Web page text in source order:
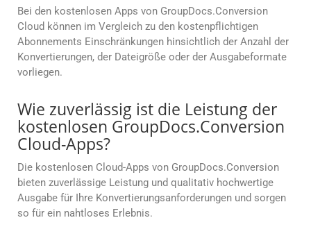
Bei den kostenlosen Apps von GroupDocs.Conversion
Cloud können im Vergleich zu den kostenpflichtigen
Abonnements Einschränkungen hinsichtlich der Anzahl der
Konvertierungen, der Dateigröße oder der Ausgabeformate
vorliegen.
Wie zuverlässig ist die Leistung der
kostenlosen GroupDocs.Conversion
Cloud-Apps?
Die kostenlosen Cloud-Apps von GroupDocs.Conversion
bieten zuverlässige Leistung und qualitativ hochwertige
Ausgabe für Ihre Konvertierungsanforderungen und sorgen
so für ein nahtloses Erlebnis.